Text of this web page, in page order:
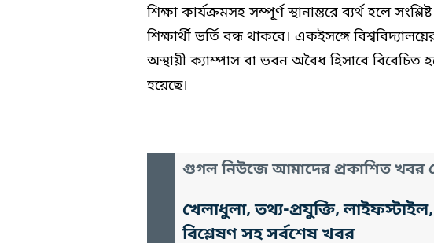
শিক্ষা কার্যক্রমসহ সম্পূর্ণ স্থানান্তরে ব্যর্থ হলে
শিক্ষার্থী ভর্তি বন্ধ থাকবে। একইসঙ্গে
অস্থায়ী ক্যাম্পাস বা ভবন অবৈধ হিসাবে বিবেচিত
হয়েছে।
গুগল নিউজে আমাদের প্রকাশিত খবর
খেলাধুলা, তথ্য-প্রযুক্তি,
বিশ্লেষণ সহ সর্বশেষ খবর